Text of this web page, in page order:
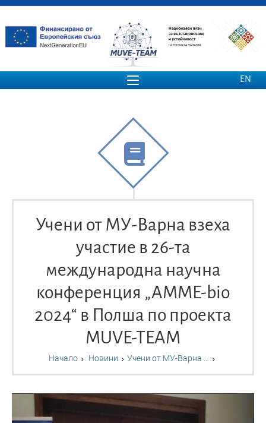
EN
Учени от МУ-Варна взеха
участие в 26-та
международна научна
конференция „AMME-bio
2024“ в Полша по проекта
MUVE-TEAM
Начало Новини Учени от МУ-Варна …